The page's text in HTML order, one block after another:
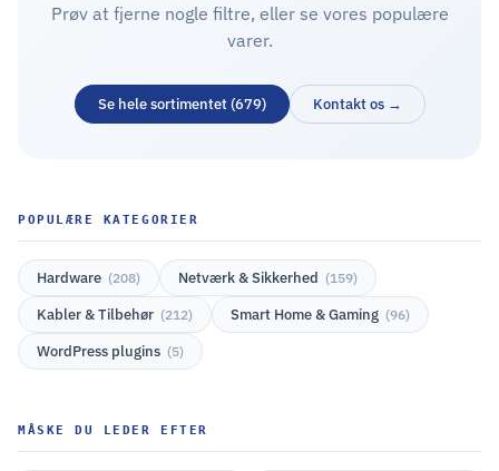
Prøv at fjerne nogle filtre, eller se vores populære
varer.
Se hele sortimentet (679) Kontakt os →
POPULÆRE KATEGORIER
Hardware (208) Netværk & Sikkerhed (159)
Kabler & Tilbehør (212) Smart Home & Gaming (96)
WordPress plugins (5)
MÅSKE DU LEDER EFTER